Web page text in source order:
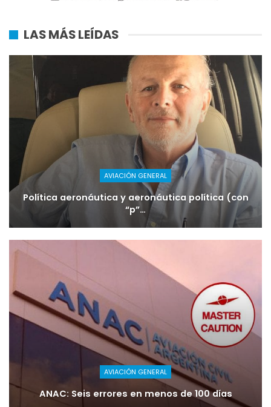
LAS MÁS LEÍDAS
AVIACIÓN GENERAL
Política aeronáutica y aeronáutica política (con
“p”…
AVIACIÓN GENERAL
ANAC: Seis errores en menos de 100 días